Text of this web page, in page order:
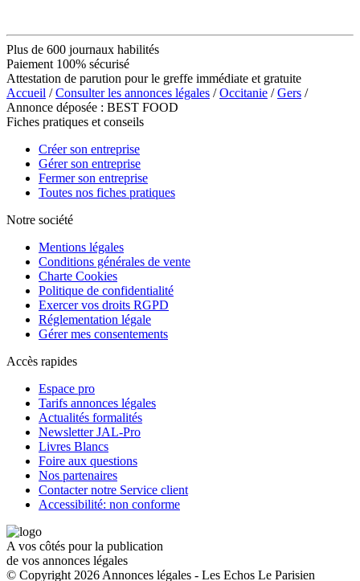
Plus de 600 journaux habilités
Paiement 100% sécurisé
Attestation de parution pour le greffe immédiate et gratuite
Accueil /Consulter les annonces légales /Occitanie /Gers /
Annonce déposée : BEST FOOD
Fiches pratiques et conseils
Créer son entreprise
Gérer son entreprise
Fermer son entreprise
Toutes nos fiches pratiques
Notre société
Mentions légales
Conditions générales de vente
Charte Cookies
Politique de confidentialité
Exercer vos droits RGPD
Réglementation légale
Gérer mes consentements
Accès rapides
Espace pro
Tarifs annonces légales
Actualités formalités
Newsletter JAL-Pro
Livres Blancs
Foire aux questions
Nos partenaires
Contacter notre Service client
Accessibilité: non conforme
A vos côtés pour la publication
de vos annonces légales
© Copyright 2026 Annonces légales - Les Echos Le Parisien